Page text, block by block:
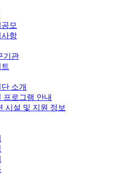
모
사항
기관
소개
프로그램 안내
시설 및 지원 정보